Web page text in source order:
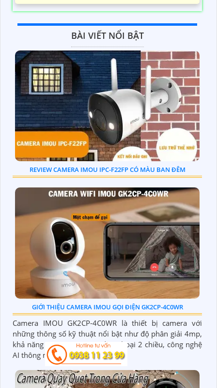
BÀI VIẾT NỔI BẬT
REVIEW CAMERA IMOU IPC-F22FP CÓ MÀU BAN ĐÊM
GIỚI THIỆU CAMERA IMOU GỌI ĐIỆN GK2CP-4C0WR
Camera IMOU GK2CP-4C0WR là thiết bị camera với
những thông số kỹ thuật nổi bật như độ phân giải 4mp,
khả năng quay xoay cùng đàm thoại 2 chiều, công nghệ
AI thông minh giúp phát...